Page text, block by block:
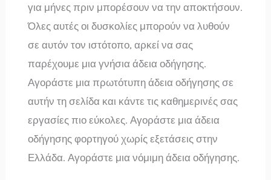
για μήνες πριν μπορέσουν να την αποκτήσουν.
Όλες αυτές οι δυσκολίες μπορούν να λυθούν
σε αυτόν τον ιστότοπο, αρκεί να σας
παρέχουμε μια γνήσια άδεια οδήγησης.
Αγοράστε μια πρωτότυπη άδεια οδήγησης σε
αυτήν τη σελίδα και κάντε τις καθημερινές σας
εργασίες πιο εύκολες. Αγοράστε μια άδεια
οδήγησης φορτηγού χωρίς εξετάσεις στην
Ελλάδα. Αγοράστε μια νόμιμη άδεια οδήγησης.